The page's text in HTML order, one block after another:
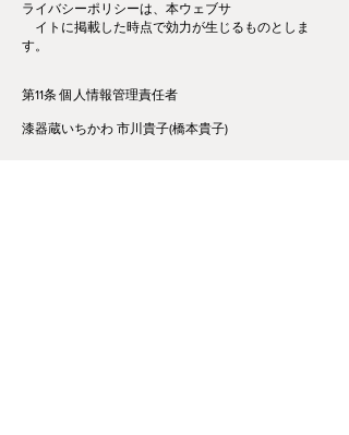
ライバシーポリシーは、本ウェブサ
イトに掲載した時点で効力が生じるものとしま
す。
第11条 個人情報管理責任者
漆器蔵いちかわ 市川貴子(橋本貴子)